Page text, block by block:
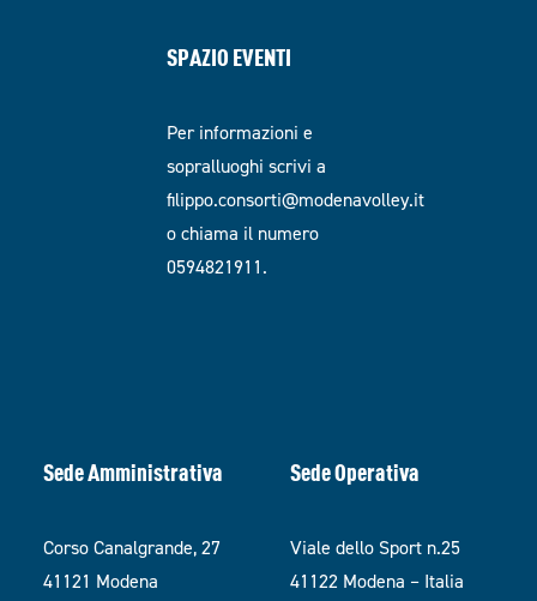
SPAZIO EVENTI
Per informazioni e
sopralluoghi scrivi a
filippo.consorti@modenavolley.it
o chiama il numero
0594821911.
Sede Amministrativa
Corso Canalgrande, 27
41121 Modena
Sede Operativa
Viale dello Sport n.25
41122 Modena – Italia